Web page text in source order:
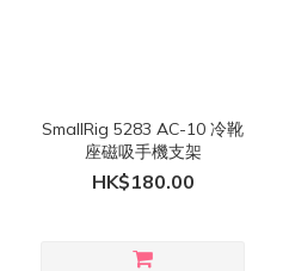
SmallRig 5283 AC-10 冷靴
座磁吸手機支架
HK$180.00